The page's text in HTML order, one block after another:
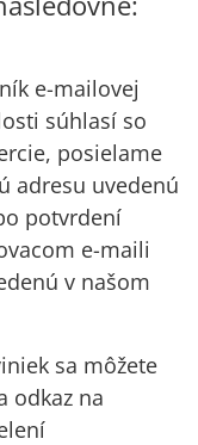
e-mailovej
súhlasí so
posielame
adresu uvedenú
potvrdení
e-maili
v našom
sa môžete
odkaz na